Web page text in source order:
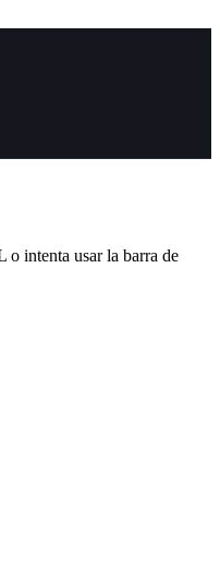
o intenta usar la barra de